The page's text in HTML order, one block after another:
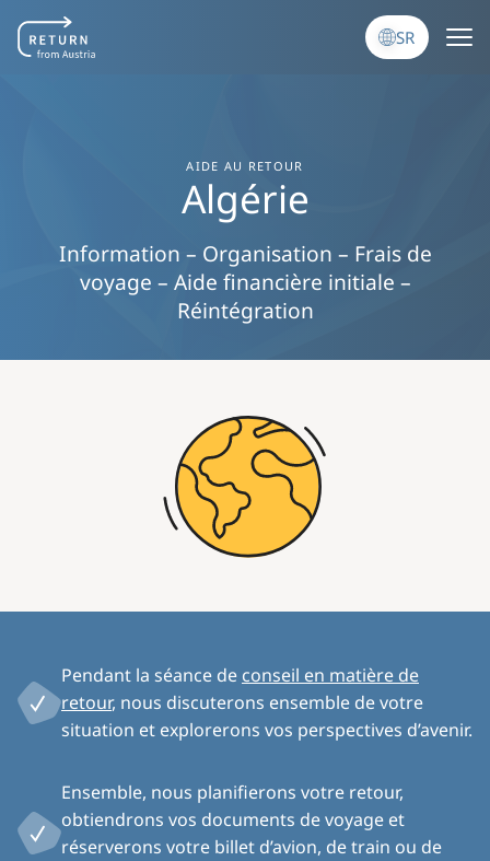
SR
AIDE AU RETOUR
Algérie
Information – Organisation – Frais de
voyage – Aide financière initiale –
Réintégration
Pendant la séance de conseil en matière de
retour, nous discuterons ensemble de votre
situation et explorerons vos perspectives d’avenir.
Ensemble, nous planifierons votre retour,
obtiendrons vos documents de voyage et
réserverons votre billet d’avion, de train ou de